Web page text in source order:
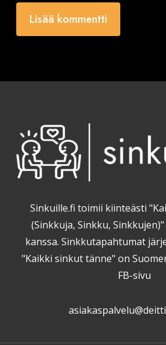
Sinkuille.fi toimii kiinteästi
(Sinkkuja, Sinkku,
kanssa. Sinkkutapahtumat
"Kaikki sinkut tänne" on
FB-sivu